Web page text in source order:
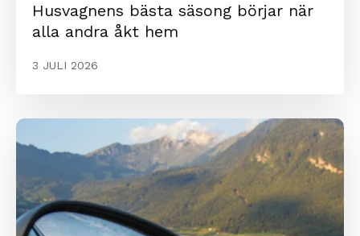
Husvagnens bästa säsong börjar när
alla andra åkt hem
3 JULI 2026